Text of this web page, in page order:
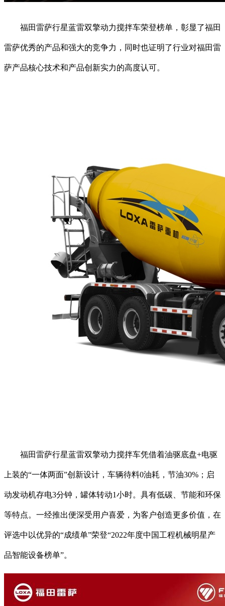
福田雷萨行星蓝雷双擎动力搅拌车荣登榜单，彰显了福田
雷萨优秀的产品和强大的竞争力，同时也证明了行业对福田雷
萨产品核心技术和产品创新实力的高度认可。
福田雷萨行星蓝雷双擎动力搅拌车凭借着油驱底盘+电驱
上装的“一体两面”创新设计，车辆待料0油耗，节油30%；启
动发动机存电3分钟，罐体转动1小时。具有低碳、节能和环保
等特点。一经推出便深受用户喜爱，为客户创造更多价值，在
评选中以优异的“成绩单”荣登“2022年度中国工程机械明星产
品智能设备榜单”。